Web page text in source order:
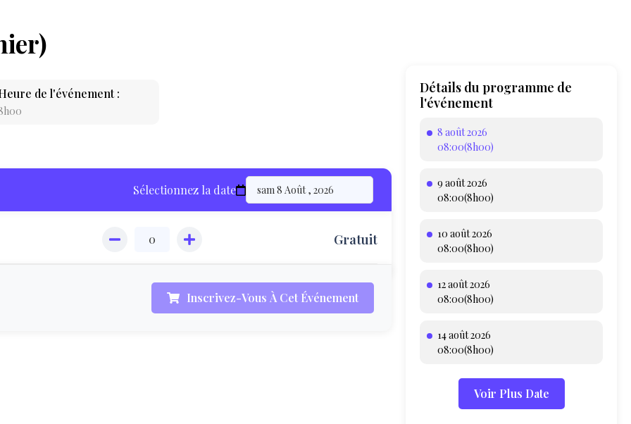
LOCATION
HÉBERGEMENT
de l'événement :
Sélectionnez la date
Gratuit
Inscrivez-Vous À Cet Événement
Détails du programme de
l'événement
8 août 2026
08:00(8h00)
9 août 2026
08:00(8h00)
10 août 2026
08:00(8h00)
12 août 2026
08:00(8h00)
14 août 2026
08:00(8h00)
Voir Plus Date